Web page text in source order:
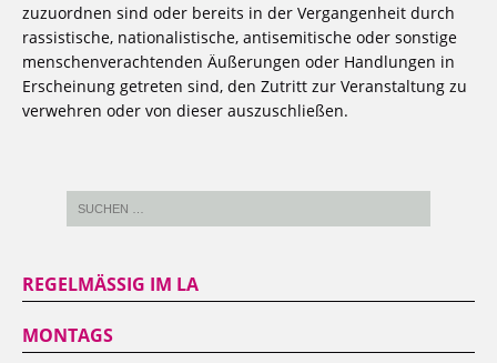
zuzuordnen sind oder bereits in der Vergangenheit durch
rassistische, nationalistische, antisemitische oder sonstige
menschenverachtenden Äußerungen oder Handlungen in
Erscheinung getreten sind, den Zutritt zur Veranstaltung zu
verwehren oder von dieser auszuschließen.
REGELMÄSSIG IM LA
MONTAGS